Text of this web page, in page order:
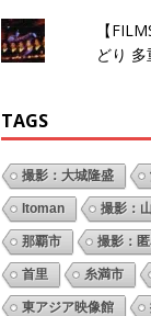
【
どり
TAGS
撮影：大城隆盛
Itoman 撮影：
那覇市 撮影：
首里 糸満市
東アジア映像館